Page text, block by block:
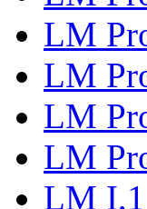
LM
LM
LM
LM
LM I,1